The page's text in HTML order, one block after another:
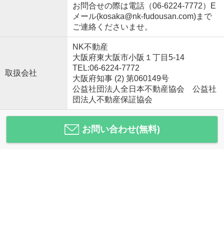
お問合せの際は電話（06-6224-7772）E
メール(kosaka@nk-fudousan.com)まで
ご連絡くださいませ。
取扱会社
NK不動産
大阪府東大阪市小阪１丁目5-14
TEL:06-6224-7772
大阪府知事 (2) 第060149号
公益社団法人全日本不動産協会 公益社
団法人不動産保証協会
お問い合わせ(無料)